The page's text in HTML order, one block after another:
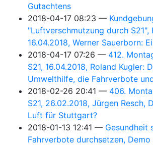
Gutachtens
2018-04-17 08:23
"Luftverschmutzung durch
16.04.2018, Werner Sauerborn:
2018-04-17 07:26
412.
S21, 16.04.2018, Roland Kugler:
Umwelthilfe, die Fahrverbote
2018-02-26 20:41
406.
S21, 26.02.2018, Jürgen Resch,
Luft für Stuttgart?
2018-01-13 12:41
Gesundheit
Fahrverbote durchsetzen,